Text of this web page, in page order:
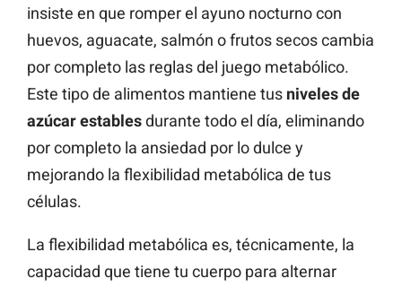
insiste en que romper el ayuno nocturno con
huevos, aguacate, salmón o frutos secos cambia
por completo las reglas del juego metabólico.
Este tipo de alimentos mantiene tus niveles de
azúcar establesdurante todo el día, eliminando
por completo la ansiedad por lo dulce y
mejorando la flexibilidad metabólica de tus
células.
La flexibilidad metabólica es, técnicamente, la
capacidad que tiene tu cuerpo para alternar